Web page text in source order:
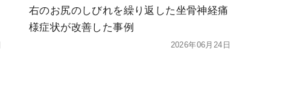
右のお尻のしびれを繰り返した坐骨神経痛
様症状が改善した事例
2026年06月24日